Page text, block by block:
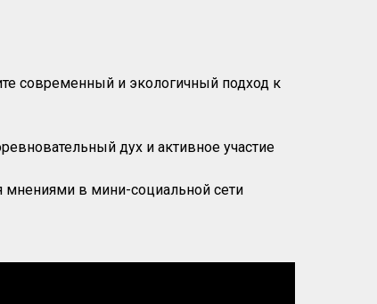
современный и экологичный подход к
дух и активное участие
мнениями в мини-социальной сети